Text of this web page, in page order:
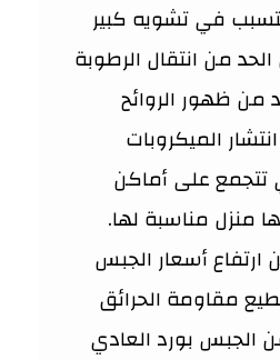
في تشويه كبير
من انتقال الرطوبة
من ظهور الروائح
الميكروبات
تتجمع على أماكن
منزل مناسبة لها.
أسعار الجبس
مقاومة الحرائق
بورد العادي